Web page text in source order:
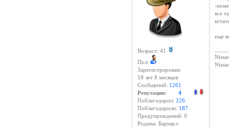
Возраст: 41
Пол:
Зарегистрирован:
18 лет 8 месяцев
Сообщений: 1261
Репутация: 4
Поблагодарил: 226
Поблагодарили: 187
Предупреждений: 0
Родина: Барнаул
-
все
еще